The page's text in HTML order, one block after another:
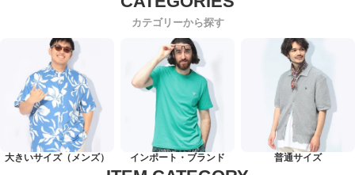
カテゴリーから探す
大きいサイズ（メンズ） インポート・ブランド 普通サイズ